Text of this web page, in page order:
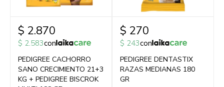
$ 2.870
$ 2.583con
PEDIGREE CACHORRO
SANO CRECIMIENTO 21+3
KG + PEDIGREE BISCROK
$ 270
$ 243con
PEDIGREE DENTASTIX
RAZAS MEDIANAS 180
GR